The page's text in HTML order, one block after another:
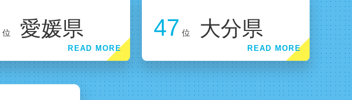
位 愛媛県 47 位 大分県